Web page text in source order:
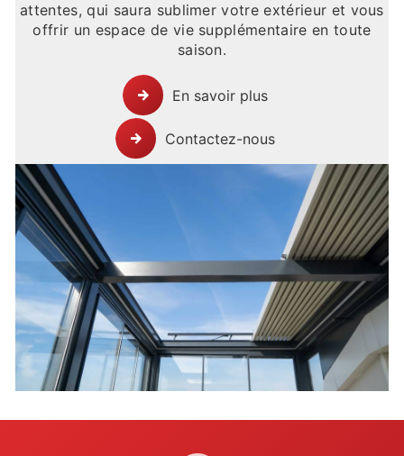
attentes, qui saura sublimer votre extérieur et vous
offrir un espace de vie supplémentaire en toute
saison.
En savoir plus
Contactez-nous